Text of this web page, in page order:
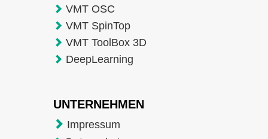
VMT OSC
VMT SpinTop
VMT ToolBox 3D
DeepLearning
UNTERNEHMEN
Impressum